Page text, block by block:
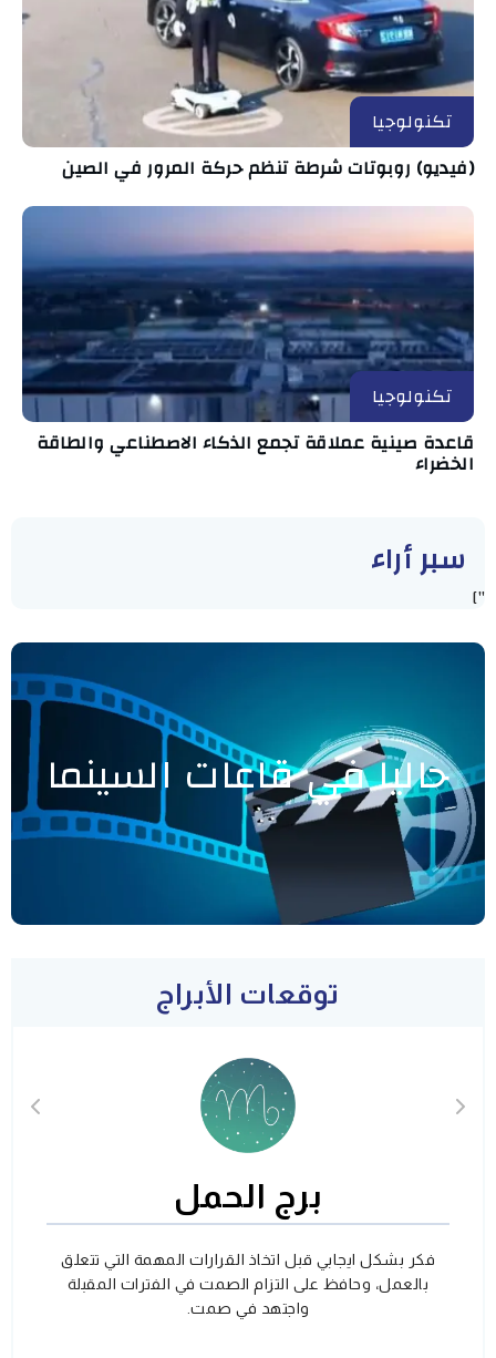
تكنولوجيا
(فيديو) روبوتات شرطة تنظم حركة المرور في الصين
تكنولوجيا
قاعدة صينية عملاقة تجمع الذكاء الاصطناعي والطاقة
الخضراء
سبر أراء
"]
حاليا في قاعات السينما
توقعات الأبراج
برج الحمل
فكر بشكل ايجابي قبل اتخاذ القرارات المهمة التي تتعلق
بالعمل، وحافظ على التزام الصمت في الفترات المقبلة
واجتهد في صمت.